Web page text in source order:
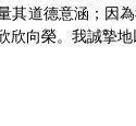
其道德意涵；因
向榮。我誠摯地